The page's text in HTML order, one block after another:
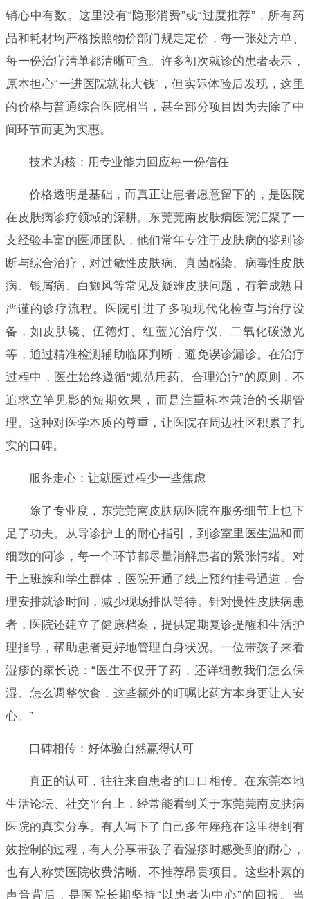
销心中有数。这里没有“隐形消费”或“过度推荐”，所有药
品和耗材均严格按照物价部门规定定价，每一张处方单、
每一份治疗清单都清晰可查。许多初次就诊的患者表示，
原本担心“一进医院就花大钱”，但实际体验后发现，这里
的价格与普通综合医院相当，甚至部分项目因为去除了中
间环节而更为实惠。
技术为核：用专业能力回应每一份信任
价格透明是基础，而真正让患者愿意留下的，是医院
在皮肤病诊疗领域的深耕。东莞莞南皮肤病医院汇聚了一
支经验丰富的医师团队，他们常年专注于皮肤病的鉴别诊
断与综合治疗，对过敏性皮肤病、真菌感染、病毒性皮肤
病、银屑病、白癜风等常见及疑难皮肤问题，有着成熟且
严谨的诊疗流程。医院引进了多项现代化检查与治疗设
备，如皮肤镜、伍德灯、红蓝光治疗仪、二氧化碳激光
等，通过精准检测辅助临床判断，避免误诊漏诊。在治疗
过程中，医生始终遵循“规范用药、合理治疗”的原则，不
追求立竿见影的短期效果，而是注重标本兼治的长期管
理。这种对医学本质的尊重，让医院在周边社区积累了扎
实的口碑。
服务走心：让就医过程少一些焦虑
除了专业度，东莞莞南皮肤病医院在服务细节上也下
足了功夫。从导诊护士的耐心指引，到诊室里医生温和而
细致的问诊，每一个环节都尽量消解患者的紧张情绪。对
于上班族和学生群体，医院开通了线上预约挂号通道，合
理安排就诊时间，减少现场排队等待。针对慢性皮肤病患
者，医院还建立了健康档案，提供定期复诊提醒和生活护
理指导，帮助患者更好地管理自身状况。一位带孩子来看
湿疹的家长说：“医生不仅开了药，还详细教我们怎么保
湿、怎么调整饮食，这些额外的叮嘱比药方本身更让人安
心。”
口碑相传：好体验自然赢得认可
真正的认可，往往来自患者的口口相传。在东莞本地
生活论坛、社交平台上，经常能看到关于东莞莞南皮肤病
医院的真实分享。有人写下了自己多年痤疮在这里得到有
效控制的过程，有人分享带孩子看湿疹时感受到的耐心，
也有人称赞医院收费清晰、不推荐昂贵项目。这些朴素的
声音背后，是医院长期坚持“以患者为中心”的回报。当